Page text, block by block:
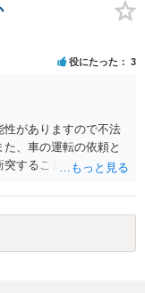
役にたった 3
性がありますので不法
、車の運転の依頼と
突することは予見がで
由から支払義務は否
さい。